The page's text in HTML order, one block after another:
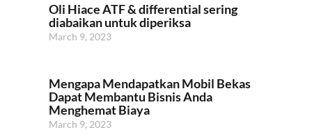
Oli Hiace ATF & differential sering
diabaikan untuk diperiksa
March 9, 2023
Mengapa Mendapatkan Mobil Bekas
Dapat Membantu Bisnis Anda
Menghemat Biaya
March 9, 2023